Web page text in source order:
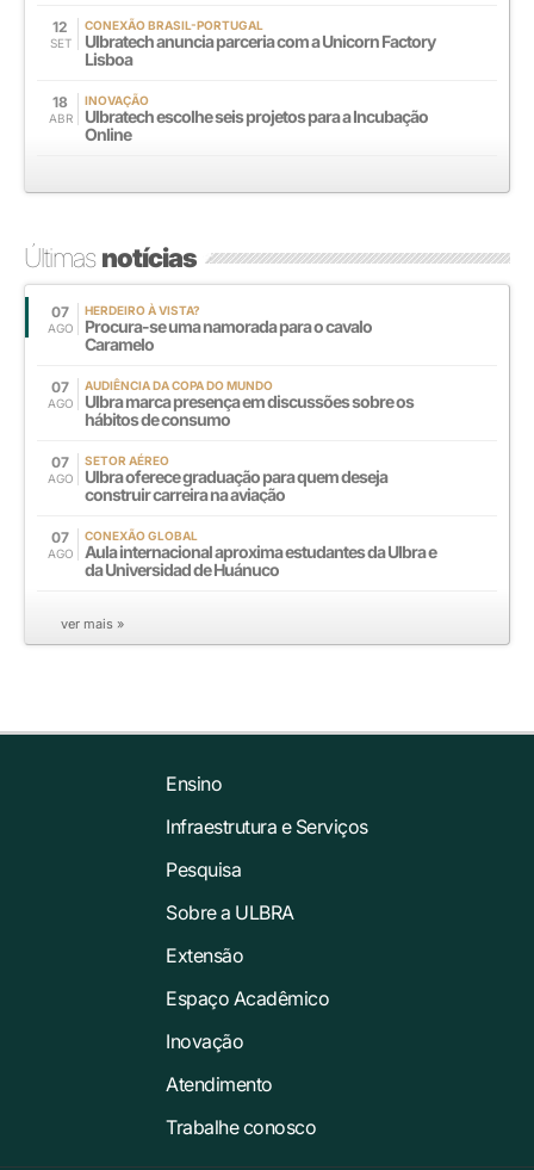
12
SET
CONEXÃO BRASIL-PORTUGAL
Ulbratech anuncia parceria com a Unicorn Factory
Lisboa
18
ABR
INOVAÇÃO
Ulbratech escolhe seis projetos para a Incubação
Online
Últimasnotícias
07
AGO
HERDEIRO À VISTA?
Procura-se uma namorada para o cavalo
Caramelo
07
AGO
AUDIÊNCIA DA COPA DO MUNDO
Ulbra marca presença em discussões sobre os
hábitos de consumo
07
AGO
SETOR AÉREO
Ulbra oferece graduação para quem deseja
construir carreira na aviação
07
AGO
CONEXÃO GLOBAL
Aula internacional aproxima estudantes da Ulbra e
da Universidad de Huánuco
ver mais »
Ensino
Infraestrutura e Serviços
Pesquisa
Sobre a ULBRA
Extensão
Espaço Acadêmico
Inovação
Atendimento
Trabalhe conosco